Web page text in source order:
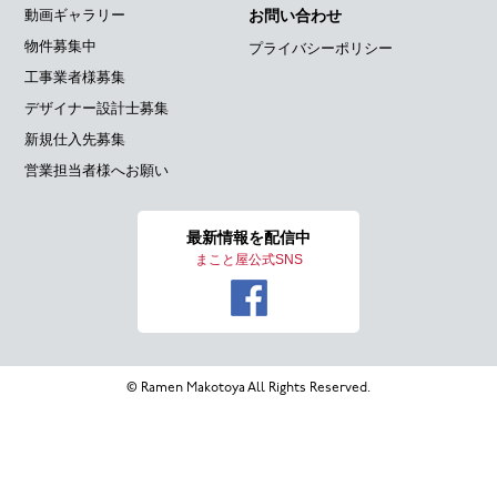
動画ギャラリー
物件募集中
工事業者様募集
デザイナー設計士募集
新規仕入先募集
営業担当者様へお願い
お問い合わせ
プライバシーポリシー
最新情報を配信中
まこと屋公式SNS
© Ramen Makotoya All Rights Reserved.